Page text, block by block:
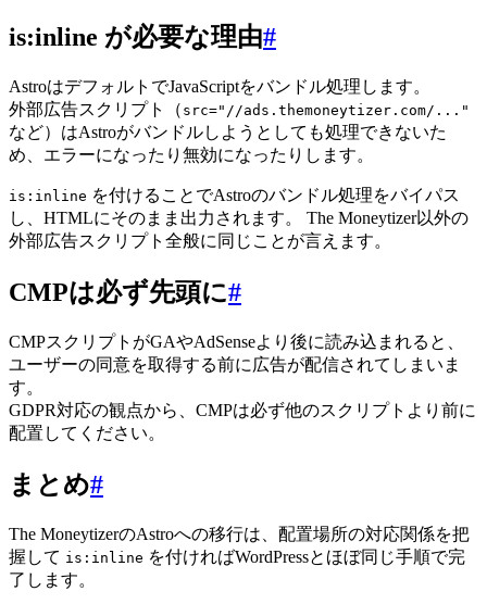
is:inline が必要な理由#
AstroはデフォルトでJavaScriptをバンドル処理します。
外部広告スクリプト（ src="//ads.themoneytizer.com/..."
など）はAstroがバンドルしようとしても処理できないた
め、エラーになったり無効になったりします。
is:inline を付けることでAstroのバンドル処理をバイパス
し、HTMLにそのまま出力されます。 The Moneytizer以外の
外部広告スクリプト全般に同じことが言えます。
CMPは必ず先頭に#
CMPスクリプトがGAやAdSenseより後に読み込まれると、
ユーザーの同意を取得する前に広告が配信されてしまいま
す。
GDPR対応の観点から、CMPは必ず他のスクリプトより前に
配置してください。
まとめ#
The MoneytizerのAstroへの移行は、配置場所の対応関係を把
握して is:inline を付ければWordPressとほぼ同じ手順で完
了します。